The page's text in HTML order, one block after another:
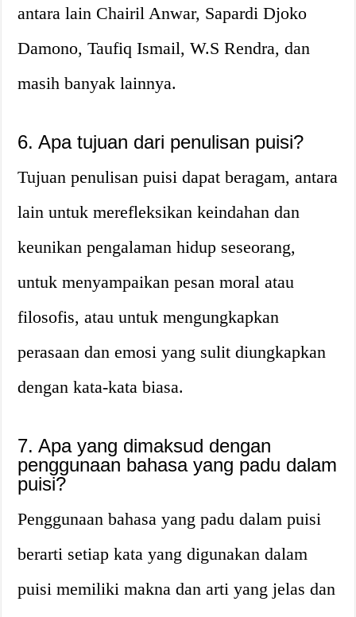
antara lain Chairil Anwar, Sapardi Djoko
Damono, Taufiq Ismail, W.S Rendra, dan
masih banyak lainnya.
6. Apa tujuan dari penulisan puisi?
Tujuan penulisan puisi dapat beragam, antara
lain untuk merefleksikan keindahan dan
keunikan pengalaman hidup seseorang,
untuk menyampaikan pesan moral atau
filosofis, atau untuk mengungkapkan
perasaan dan emosi yang sulit diungkapkan
dengan kata-kata biasa.
7. Apa yang dimaksud dengan
penggunaan bahasa yang padu dalam
puisi?
Penggunaan bahasa yang padu dalam puisi
berarti setiap kata yang digunakan dalam
puisi memiliki makna dan arti yang jelas dan